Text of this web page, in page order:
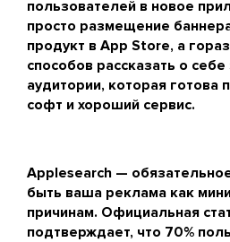
пользователей в новое
просто размещение
продукт в App Store, а
способов рассказать о
аудитории, которая готова
софт и хороший сервис.
Applesearch —
быть ваша реклама как
причинам. Официальная
подтверждает, что 70%